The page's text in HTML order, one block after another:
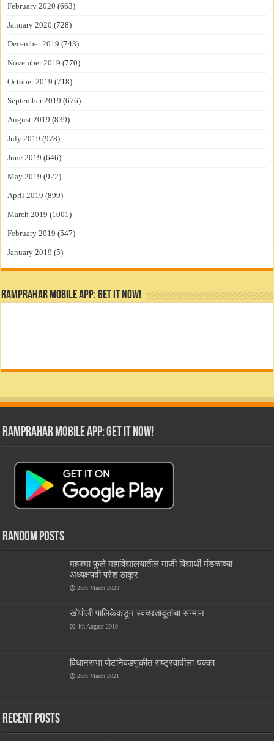
February 2020 (663)
January 2020 (728)
December 2019 (743)
November 2019 (770)
October 2019 (718)
September 2019 (676)
August 2019 (839)
July 2019 (978)
June 2019 (646)
May 2019 (922)
April 2019 (899)
March 2019 (1001)
February 2019 (547)
January 2019 (5)
RamPrahar Mobile App: Get it Now!
RamPrahar Mobile App: Get it Now!
Random Posts
महात्मा फुले महाविद्यालयातील माजी विद्यार्थी मंडळाच्या
अध्यक्षपदी परेश ठाकूर
26th March 2023
खोपोली पालिकेकडून स्वच्छतादूतांचा सन्मान
4th August 2019
विधानसभा पोटनिवडणुकीत राष्ट्रवादीला धक्का
26th March 2021
Recent Posts